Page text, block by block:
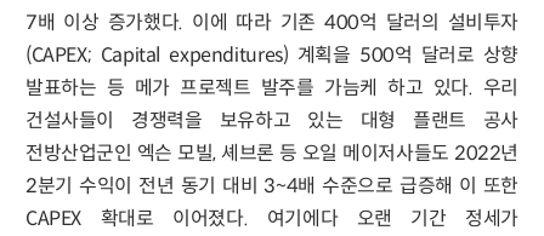
7배 이상 증가했다. 이에 따라 기존 400억 달러의 설비투자
(CAPEX; Capital expenditures) 계획을 500억 달러로 상향
발표하는 등 메가 프로젝트 발주를 가늠케 하고 있다. 우리
건설사들이 경쟁력을 보유하고 있는 대형 플랜트 공사
전방산업군인 엑슨 모빌, 셰브론 등 오일 메이저사들도 2022년
2분기 수익이 전년 동기 대비 3~4배 수준으로 급증해 이 또한
CAPEX 확대로 이어졌다. 여기에다 오랜 기간 정세가